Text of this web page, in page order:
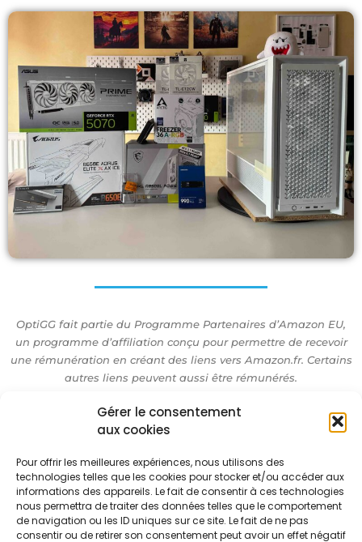
Gérer le consentement
aux cookies
Pour offrir les meilleures expériences, nous utilisons des
technologies telles que les cookies pour stocker et/ou accéder aux
informations des appareils. Le fait de consentir à ces technologies
nous permettra de traiter des données telles que le comportement
de navigation ou les ID uniques sur ce site. Le fait de ne pas
consentir ou de retirer son consentement peut avoir un effet négatif
OptiGG fait partie du Programme Partenaires d’Amazon EU,
un programme d’affiliation conçu pour permettre de recevoir
une rémunération en créant des liens vers Amazon.fr. Certains
autres liens peuvent aussi être rémunérés.
Accueil
Réalisations
Conseils PC
Formulaire PC
FAQ
Contact